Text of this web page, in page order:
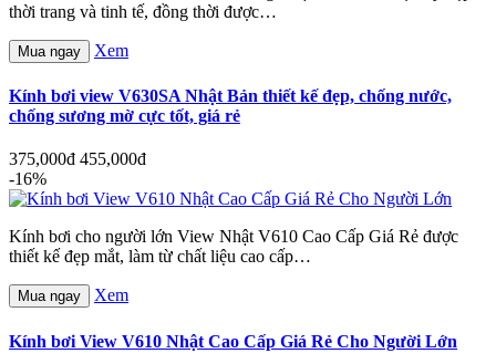
thời trang và tinh tế, đồng thời được…
Mua ngay Xem
Kính bơi view V630SA Nhật Bản thiết kế đẹp, chống nước,
chống sương mờ cực tốt, giá rẻ
375,000đ 455,000đ
-16%
Kính bơi cho người lớn View Nhật V610 Cao Cấp Giá Rẻ được
thiết kế đẹp mắt, làm từ chất liệu cao cấp…
Mua ngay Xem
Kính bơi View V610 Nhật Cao Cấp Giá Rẻ Cho Người Lớn